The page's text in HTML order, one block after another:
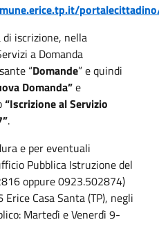
iscrizione, nella
a Domanda
“Domande” e quindi
Domanda”e
“Iscrizione al Servizio
.
e per eventuali
Pubblica Istruzione del
oppure 0923.502874)
Casa Santa (TP), negli
Martedì e Venerdì 9-